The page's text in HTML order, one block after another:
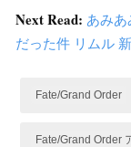
Next Read: あみ
だった件 リムル
Fate/Grand Order
Fate/Grand Order